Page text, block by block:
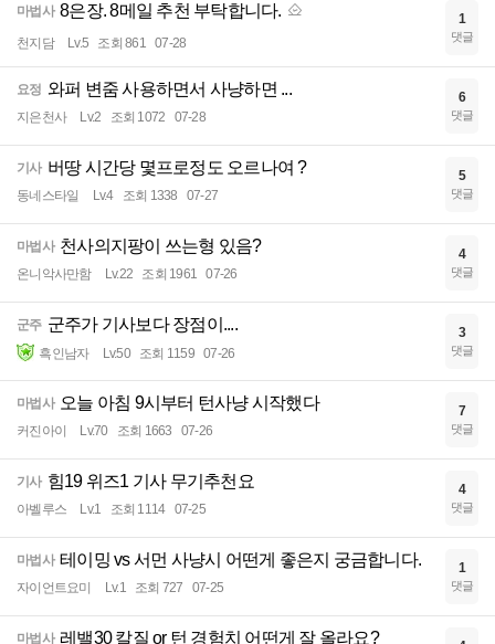
마법사 8은장. 8메일 추천 부탁합니다.
천지담 Lv.5 조회 861 07-28
1
댓글
요정 와퍼 변줌 사용하면서 사냥하면 ...
지은천사 Lv.2 조회 1072 07-28
6
댓글
기사 버땅 시간당 몇프로정도 오르나여 ?
동네스타일 Lv.4 조회 1338 07-27
5
댓글
마법사 천사의지팡이 쓰는형 있음?
온니악사만함 Lv.22 조회 1961 07-26
4
댓글
군주 군주가 기사보다 장점이....
흑인남자 Lv.50 조회 1159 07-26
3
댓글
마법사 오늘 아침 9시부터 턴사냥 시작했다
커진아이 Lv.70 조회 1663 07-26
7
댓글
기사 힘19 위즈1 기사 무기추천요
아벨루스 Lv.1 조회 1114 07-25
4
댓글
마법사 테이밍 vs 서먼 사냥시 어떤게 좋은지 궁금합니다.
자이언트요미 Lv.1 조회 727 07-25
1
댓글
마법사 레밸30 칼질 or 턴 경험치 어떤게 잘 올라요?